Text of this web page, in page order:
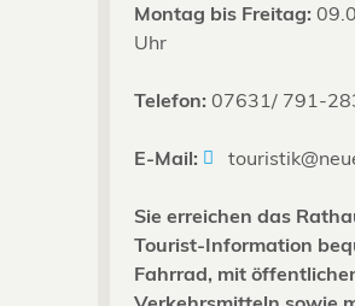
Montag bis Freitag:
Uhr
Telefon: 07631/ 791-
E-Mail:
Sie erreichen das
Tourist-Information
Fahrrad, mit